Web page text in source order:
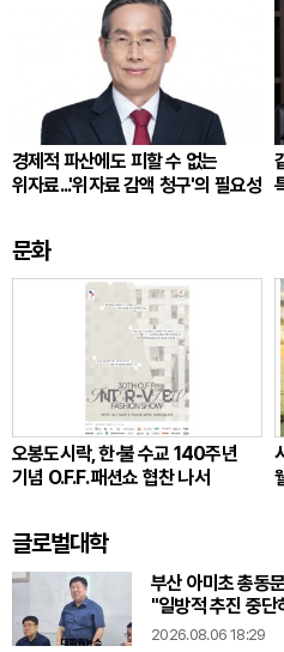
경제적 파산에도 피할 수 없는
위자료...'위자료 감액 청구'의 필요성
문화
오봉도시락, 한·불 수교 140주년
기념 O.F.F. 패션쇼 협찬 나서
글로벌대학
부산 아미초 총동
"일방적 추진 중단
2026.08.06 18:29